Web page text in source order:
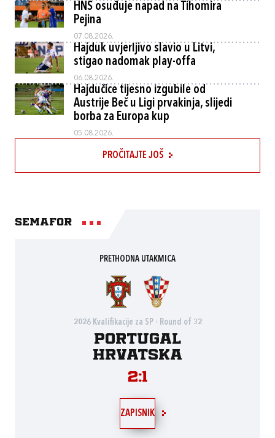
HNS osuđuje napad na Tihomira
Pejina
07.08.2026.
Hajduk uvjerljivo slavio u Litvi,
stigao nadomak play-offa
06.08.2026.
Hajdučice tijesno izgubile od
Austrije Beč u Ligi prvakinja, slijedi
borba za Europa kup
05.08.2026.
PROČITAJTE JOŠ
Semafor
PRETHODNA UTAKMICA
2026 Kvalifikacije za SP - Round of 32
Portugal
Hrvatska
2:1
ZAPISNIK